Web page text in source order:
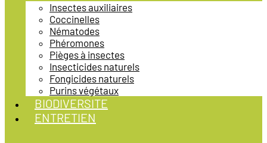
Insectes auxiliaires
Coccinelles
Nématodes
Phéromones
Pièges à insectes
Insecticides naturels
Fongicides naturels
Purins végétaux
BIODIVERSITE
ENTRETIEN